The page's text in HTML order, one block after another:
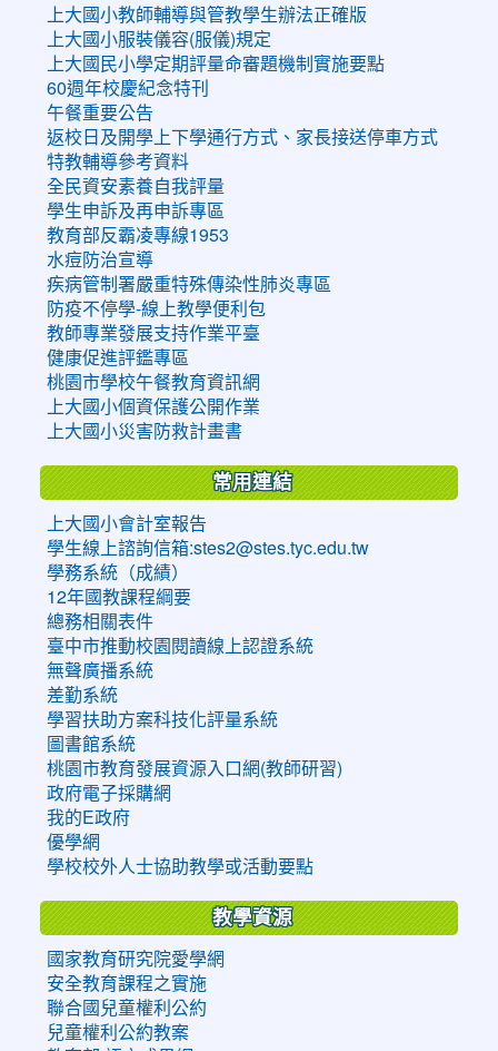
上大國小教師輔導與管教學生辦法正確版
上大國小服裝儀容(服儀)規定
上大國民小學定期評量命審題機制實施要點
60週年校慶紀念特刊
午餐重要公告
返校日及開學上下學通行方式、家長接送停車方式
特教輔導參考資料
全民資安素養自我評量
學生申訴及再申訴專區
教育部反霸凌專線1953
水痘防治宣導
疾病管制署嚴重特殊傳染性肺炎專區
防疫不停學-線上教學便利包
教師專業發展支持作業平臺
健康促進評鑑專區
桃園市學校午餐教育資訊網
上大國小個資保護公開作業
上大國小災害防救計畫書
常用連結
上大國小會計室報告
學生線上諮詢信箱:stes2@stes.tyc.edu.tw
學務系統（成績）
12年國教課程綱要
總務相關表件
臺中市推動校園閱讀線上認證系統
無聲廣播系統
差勤系統
學習扶助方案科技化評量系統
圖書館系統
桃園市教育發展資源入口網(教師研習)
政府電子採購網
我的E政府
優學網
學校校外人士協助教學或活動要點
教學資源
國家教育研究院愛學網
安全教育課程之實施
聯合國兒童權利公約
兒童權利公約教案